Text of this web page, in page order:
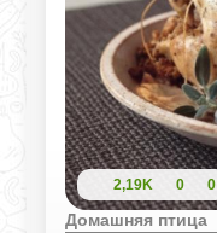
2,19K 0 0
Домашняя птица